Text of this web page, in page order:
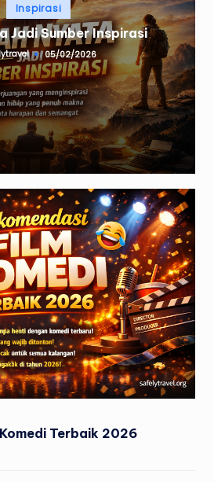
Posted
inInspirasi
Jadi Sumber Inspirasi
05/02/2026
Terbaik 2026